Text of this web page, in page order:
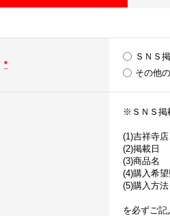
*
ＳＮＳ
その他
※ＳＮＳ掲
(1)吉祥寺
(2)掲載日
(3)商品名
(4)購入希
(5)購入方
を必ずご